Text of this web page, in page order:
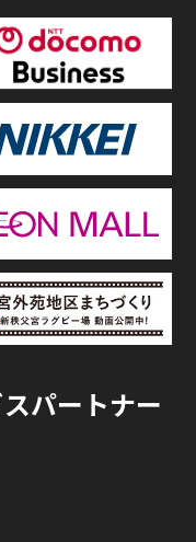
パートナー